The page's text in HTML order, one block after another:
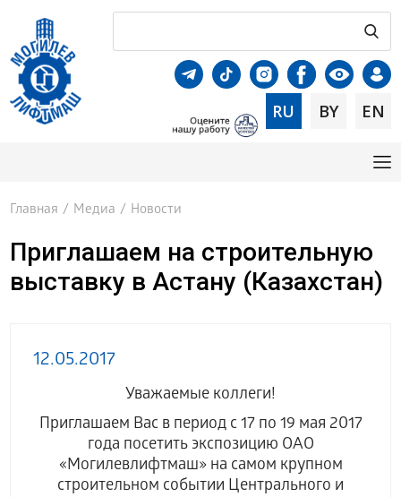
RU BY EN
Главная / Медиа / Новости
Приглашаем на строительную
выставку в Астану (Казахстан)
12.05.2017
Уважаемые коллеги!
Приглашаем Вас в период с 17 по 19 мая 2017
года посетить экспозицию ОАО
«Могилевлифтмаш» на самом крупном
строительном событии Центрального и